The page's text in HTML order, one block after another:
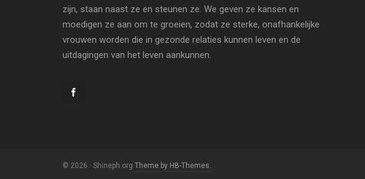
zijn, staan naast ze en steunen ze. We geven ze kansen en
moedigen ze aan om te groeien, zodat ze sterke, onafhankelijke
vrouwen worden die in gezonde relaties kunnen leven en de
uitdagingen van het leven aankunnen.
© 2026 · Shineph.org Theme by HB-Themes.